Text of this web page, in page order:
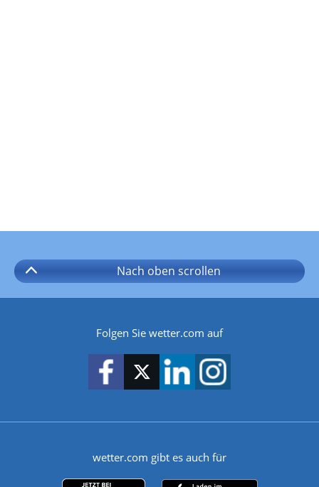
Nach oben scrollen
Folgen Sie wetter.com auf
wetter.com gibt es auch für